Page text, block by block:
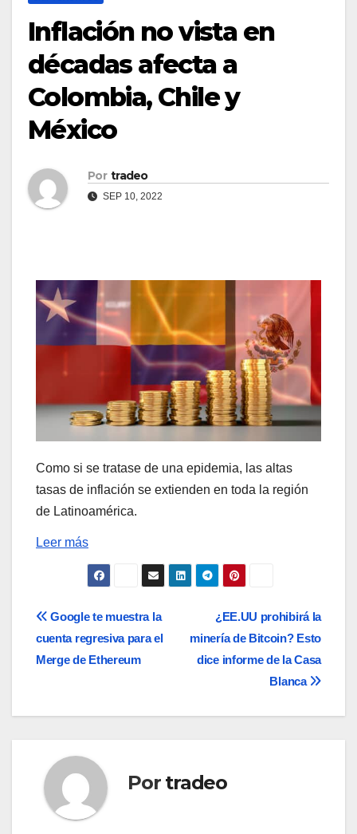
Inflación no vista en
décadas afecta a
Colombia, Chile y
México
Por tradeo
SEP 10, 2022
Como si se tratase de una epidemia, las altas
tasas de inflación se extienden en toda la región
de Latinoamérica.
Leer más
Navegación
de
¿EE.UU prohibirá la
minería de Bitcoin? Esto
dice informe de la Casa
Blanca
Google te muestra la
cuenta regresiva para el
Merge de Ethereum
Por tradeo